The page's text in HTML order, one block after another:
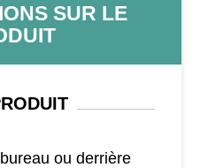
SUR LE
ou derrière